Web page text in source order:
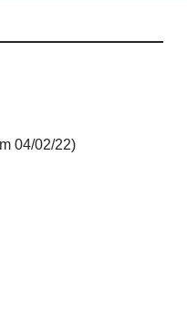
04/02/22)